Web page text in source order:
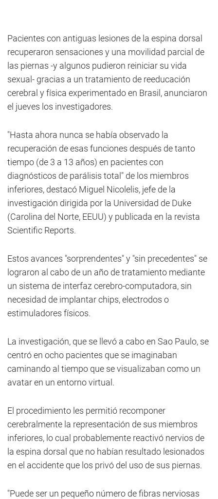
Pacientes con antiguas lesiones de la espina dorsal
recuperaron sensaciones y una movilidad parcial de
las piernas -y algunos pudieron reiniciar su vida
sexual- gracias a un tratamiento de reeducación
cerebral y física experimentado en Brasil, anunciaron
el jueves los investigadores.
"Hasta ahora nunca se había observado la
recuperación de esas funciones después de tanto
tiempo (de 3 a 13 años) en pacientes con
diagnósticos de parálisis total" de los miembros
inferiores, destacó Miguel Nicolelis, jefe de la
investigación dirigida por la Universidad de Duke
(Carolina del Norte, EEUU) y publicada en la revista
Scientific Reports.
Estos avances "sorprendentes" y "sin precedentes" se
lograron al cabo de un año de tratamiento mediante
un sistema de interfaz cerebro-computadora, sin
necesidad de implantar chips, electrodos o
estimuladores físicos.
La investigación, que se llevó a cabo en Sao Paulo, se
centró en ocho pacientes que se imaginaban
caminando al tiempo que se visualizaban como un
avatar en un entorno virtual.
El procedimiento les permitió recomponer
cerebralmente la representación de sus miembros
inferiores, lo cual probablemente reactivó nervios de
la espina dorsal que no habían resultado lesionados
en el accidente que los privó del uso de sus piernas.
"Puede ser un pequeño número de fibras nerviosas